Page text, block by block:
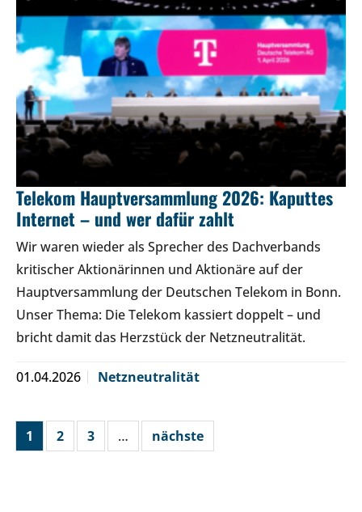
Telekom Hauptversammlung 2026: Kaputtes
Internet – und wer dafür zahlt
Wir waren wieder als Sprecher des Dachverbands
kritischer Aktionärinnen und Aktionäre auf der
Hauptversammlung der Deutschen Telekom in Bonn.
Unser Thema: Die Telekom kassiert doppelt – und
bricht damit das Herzstück der Netzneutralität.
01.04.2026 Netzneutralität
1 2 3 … nächste